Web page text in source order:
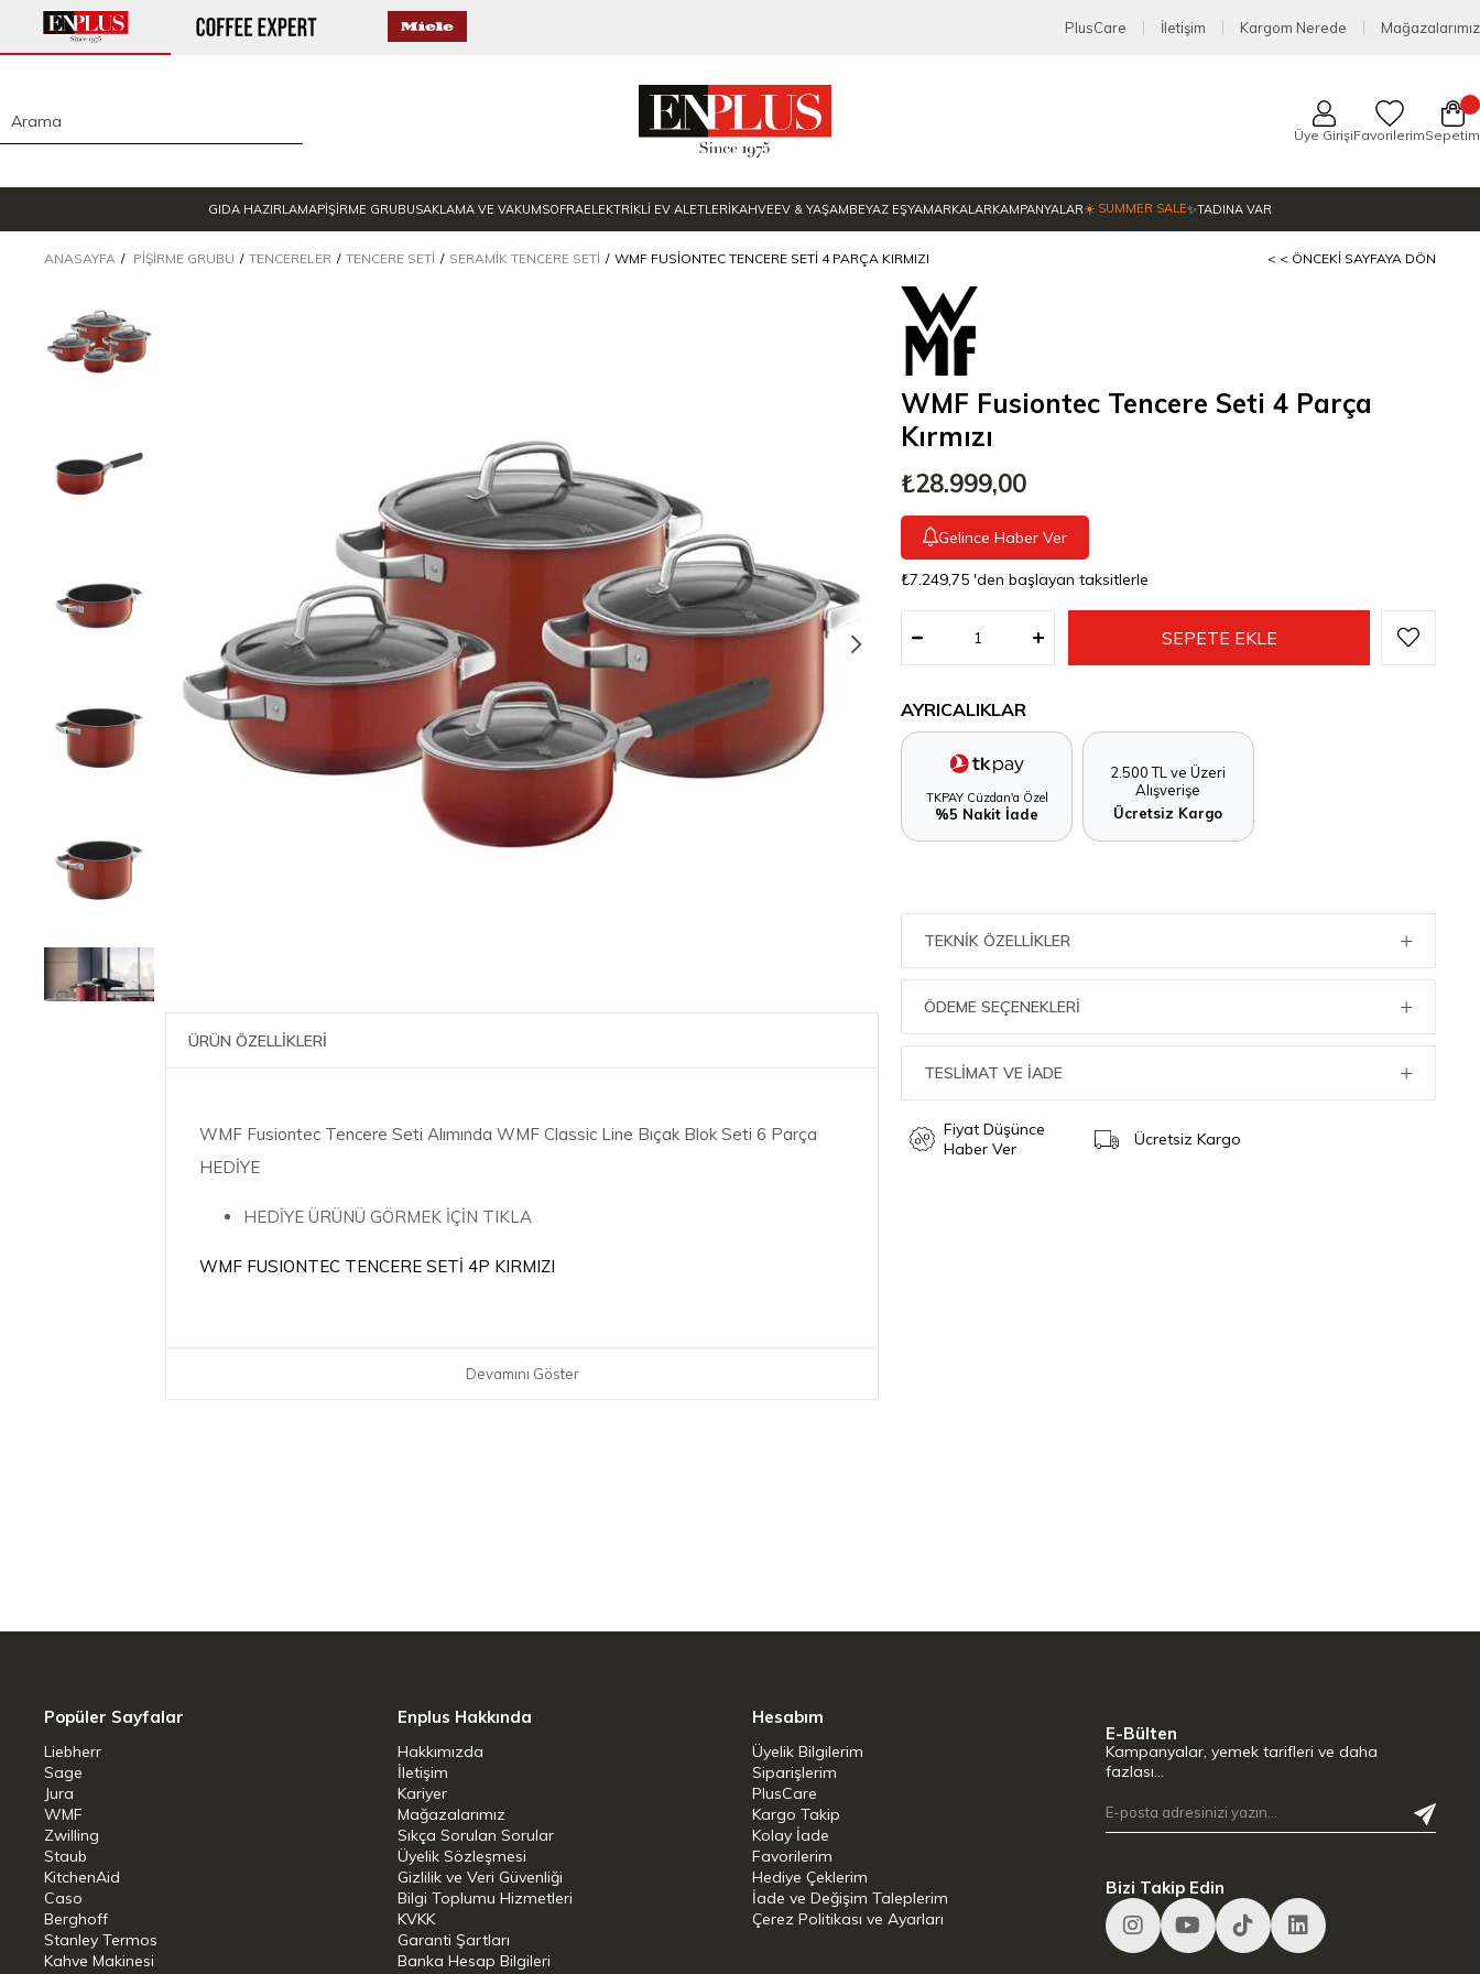
PlusCare İletişim Kargom Nerede Mağazalarımız
Üye GirişiFavorilerimSepetim
GIDA HAZIRLAMAPİŞİRME GRUBUSAKLAMA VE VAKUMSOFRAELEKTRİKLİ EV ALETLERİKAHVEEV & YAŞAMBEYAZ EŞYAMARKALARKAMPANYALAR☀️ SUMMER SALE✨TADINA VAR
ANASAYFA PIŞIRME GRUBU TENCERELER TENCERE SETI SERAMIK TENCERE SETI WMF FUSIONTEC TENCERE SETI 4 PARÇA KIRMIZI < < ÖNCEKI SAYFAYA DÖN
ÜRÜN ÖZELLİKLERİ
WMF Fusiontec Tencere Seti Alımında WMF Classic Line Bıçak Blok Seti 6 Parça
HEDİYE
HEDİYE ÜRÜNÜ GÖRMEK İÇİN TIKLA
WMF FUSIONTEC TENCERE SETİ 4P KIRMIZI
İçerik: 1x sos tenceresi Ø 16 cm, 1x kısa tencere Ø 20 cm, 1x derin tencere Ø
20 cm, 1x derin tencere 24 cm, 4x tencereler için cam kapak
Yüksek teknoloji eseri Fusiontec malzemesi, olağanüstü bir pişirme deneyimi
sunmaktadır. WMF FUSIONTEC, doğal minerallerle eriyerek ayrılmaz bir materyal
haline gelen özel bir demir çelikten oluşmaktadır. Bu yüksek teknoloji eseri malzeme
yaşam boyu en yüksek performansı sunmak için geliştirilmiştir. WMF FUSIONTEC
malzemesinin aşırı dirençli yüzeyi onu çok uzun yıllar kullanmanızı sağlar. Oldukça
pürüzsüz olan yüzeyi aşınmalara kesilmelere ve çizilmelere karşı dayanıklıdır. WMF
FUSIONTEC üstün lezzet sağlama özelliklerinin yanında, ne pişirirseniz pişirin, yüksek
Devamını Göster
WMF Fusiontec Tencere Seti 4 Parça
Kırmızı
₺28.999,00
Gelince Haber Ver
₺7.249,75 'den başlayan taksitlerle
AYRICALIKLAR
TKPAY Cüzdan'a Özel
%5 Nakit İade
2.500 TL ve Üzeri
Alışverişe
Ücretsiz Kargo
TEKNIK ÖZELLIKLER
ÖDEME SEÇENEKLERI
TESLİMAT VE İADE
Fiyat Düşünce
Haber Ver
Ücretsiz Kargo
Popüler Sayfalar
Liebherr
Sage
Jura
WMF
Zwilling
Staub
KitchenAid
Caso
Berghoff
Stanley Termos
Kahve Makinesi
Enplus Hakkında
Hakkımızda
İletişim
Kariyer
Mağazalarımız
Sıkça Sorulan Sorular
Üyelik Sözleşmesi
Gizlilik ve Veri Güvenliği
Bilgi Toplumu Hizmetleri
KVKK
Garanti Şartları
Banka Hesap Bilgileri
Hesabım
Üyelik Bilgilerim
Siparişlerim
PlusCare
Kargo Takip
Kolay İade
Favorilerim
Hediye Çeklerim
İade ve Değişim Taleplerim
Çerez Politikası ve Ayarları
E-Bülten
Kampanyalar, yemek tarifleri ve daha
fazlası…
Bizi Takip Edin